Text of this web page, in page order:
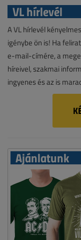
VL hírlevél
A VL hírlevél
igénybe ön is! Ha
e-mail-címére, a
híreivel, szakmai
ingyenes és az is
Ajánlatunk